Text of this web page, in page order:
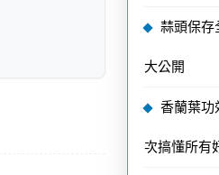
蒜頭保存
大公開
香蘭葉功
次搞懂所有